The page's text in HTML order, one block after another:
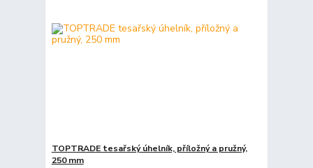
TOPTRADE tesařský úhelník, příložný a pružný,
250 mm